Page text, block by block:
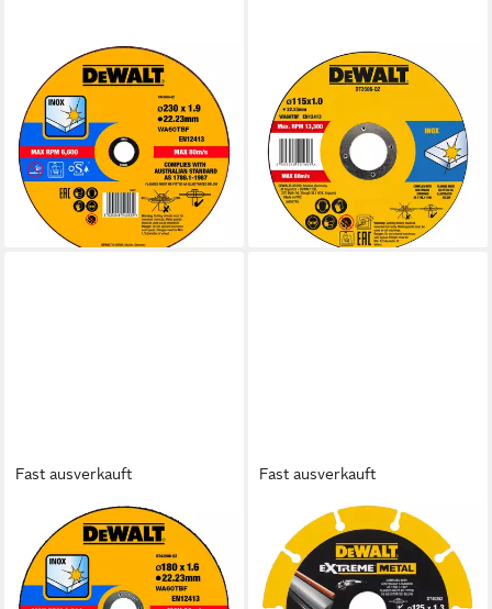
DEWALT
Trennscheibe DEWALT High
Performance Trennscheibe
Edelstahl flach 230x1,9mm
14,03 €
lieferbar - in 3-4 Werktagen bei dir
Trennscheibe Standard
Edelstahl-Trennscheibe Inox
Typ 41 115x1x22,23 mm 10-
er Dose, (10-tlg)
ab 7,52 €
(0,75 €/ 1 Stk)
lieferbar - in 2-3 Werktagen bei dir
Fast ausverkauft
DEWALT
Trennscheibe DEWALT High
Performance Trennscheibe
Edelstahl flach 180x1,6mm
Fast ausverkauft
DEWALT
Trennscheiben DEWALT
Diamanttrennscheibe
125x1.3mm